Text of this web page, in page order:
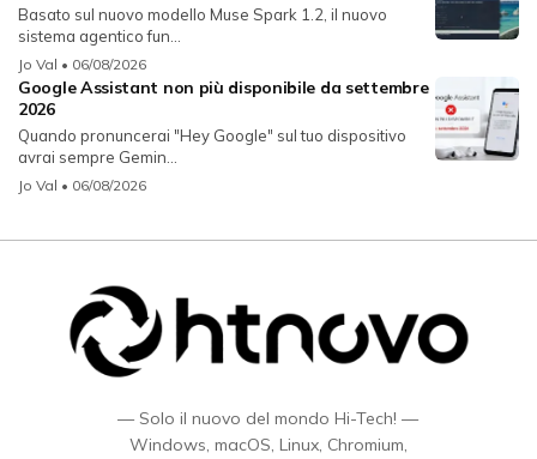
Basato sul nuovo modello Muse Spark 1.2, il nuovo
sistema agentico fun...
Jo Val • 06/08/2026
Google Assistant non più disponibile da settembre
2026
Quando pronuncerai "Hey Google" sul tuo dispositivo
avrai sempre Gemin...
Jo Val • 06/08/2026
— Solo il nuovo del mondo Hi-Tech! —
Windows, macOS, Linux, Chromium,